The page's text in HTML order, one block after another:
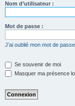
Nom d’utilisateur :
Mot de passe :
J’ai oublié mon mot de passe
Se souvenir de moi
Masquer ma présence